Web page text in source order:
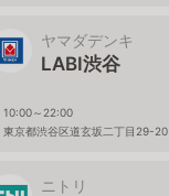
ヤマダデンキ
LABI渋谷
10:00～22:00
東京都渋谷区道玄坂二丁目29-20
ニトリ